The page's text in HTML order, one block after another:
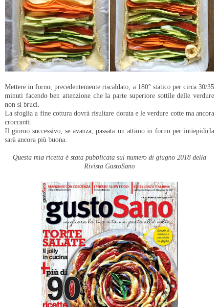
Mettere in forno, precedentemente riscaldato, a 180° statico per circa 30/35
minuti facendo ben attenzione che la parte superiore sottile delle verdure
non si bruci.
La sfoglia a fine cottura dovrà risultare dorata e le verdure cotte ma ancora
croccanti.
Il giorno successivo, se avanza, passata un attimo in forno per intiepidirla
sarà ancora più buona.
Questa mia ricetta è stata pubblicata sul numero di giugno 2018 della
Rivista GustoSano